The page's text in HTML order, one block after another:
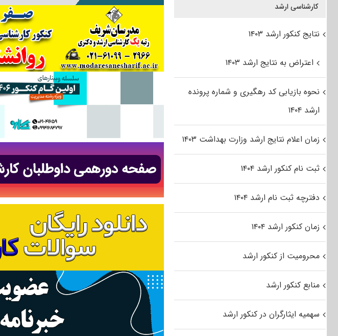
کارشناسی ارشد
نتایج کنکور ارشد ۱۴۰۳
اعتراض به نتایج ارشد ۱۴۰۳
نحوه بازیابی کد رهگیری و شماره پرونده
ارشد ۱۴۰۴
زمان اعلام نتایج ارشد وزارت بهداشت ۱۴۰۳
ثبت نام کنکور ارشد ۱۴۰۴
دفترچه ثبت نام ارشد ۱۴۰۴
زمان کنکور ارشد ۱۴۰۴
محرومیت از کنکور ارشد
منابع کنکور ارشد
سهمیه ایثارگران در کنکور ارشد